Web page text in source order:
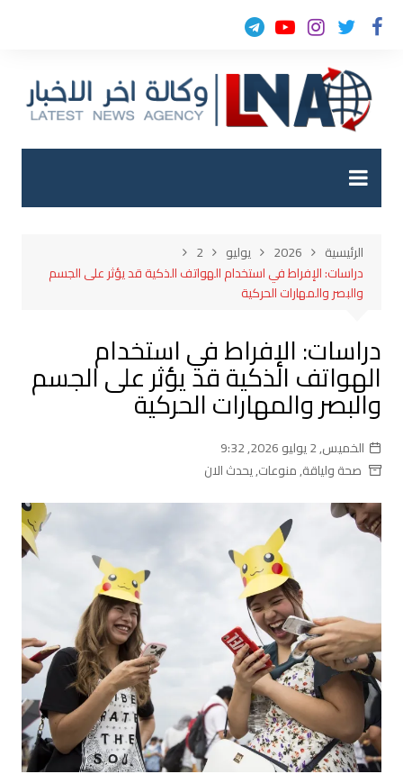
التجاوز
الرئيسية 2026 يوليو
2
دراسات: الإفراط في استخدام الهواتف الذكية قد يؤثر على الجسم
والبصر والمهارات الحركية
دراسات: الإفراط في استخدام
الهواتف الذكية قد يؤثر على الجسم
والبصر والمهارات الحركية
الخميس, 2 يوليو 2026, 9:32
صحة ولياقة,منوعات,يحدث الان